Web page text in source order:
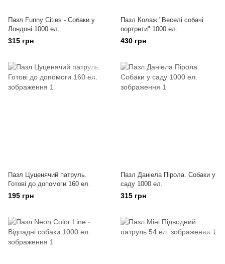
Пазл Funny Cities - Собаки у
Лондоні 1000 ел.
315 грн
Пазл Колаж "Веселі собачі
портрети" 1000 ел.
430 грн
Пазл Цуценячий патруль.
Готові до допомоги 160 ел.
195 грн
Пазл Даніела Пірола. Собаки у
саду 1000 ел.
315 грн